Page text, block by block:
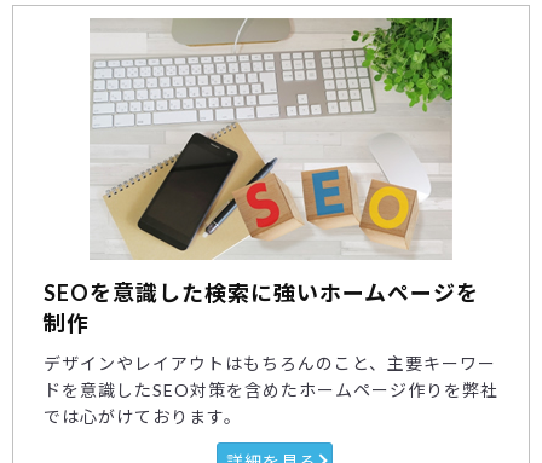
SEOを意識した検索に強いホームページを
制作
デザインやレイアウトはもちろんのこと、主要キーワー
ドを意識したSEO対策を含めたホームページ作りを弊社
では心がけております。